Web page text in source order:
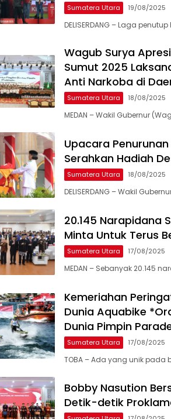
Sumatera Utara 19/08/2025
DELISERDANG – Laga
Wagub Surya
Sumut 2025
Anti Narkoba di
Sumatera Utara 18/08/2025
MEDAN – Wakil Gubernur
Upacara
Serahkan Hadiah
Sumatera Utara 18/08/2025
DELISERDANG – Wakil
20.145 Narapidana
Minta Untuk Terus
Sumatera Utara 17/08/2025
MEDAN – Sebanyak 20.145
Kemeriahan
Dunia Aquabike
Dunia Pimpin
Sumatera Utara 17/08/2025
TOBA – Ada yang unik pada
Bobby Nasution
Detik-detik